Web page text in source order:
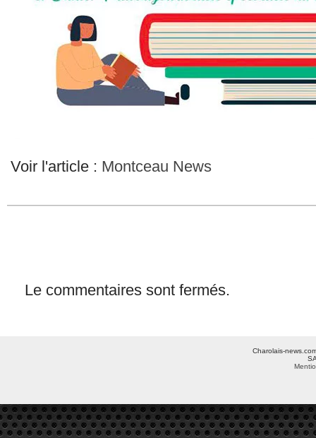
Voir l'article : Montceau News
Le commentaires sont fermés.
Charolais-